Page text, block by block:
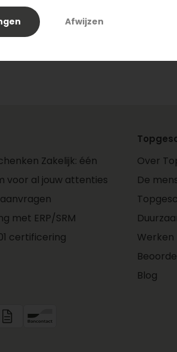
Zakelijk: één
voor al jouw attenties
met ERP/SRM
certificering
Over
De
Werken
Blog
Afwijzen